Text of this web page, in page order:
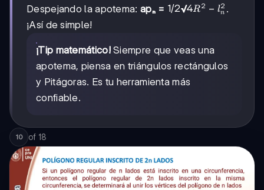
Despejando la apotema: apₙ = 1/2
1/2√4R²
4R2 − ln
2 .
¡Así de simple!
¡Tip matemático!Siempre que veas una
apotema, piensa en triángulos rectángulos
y Pitágoras. Es tu herramienta más
confiable.
10 of 18